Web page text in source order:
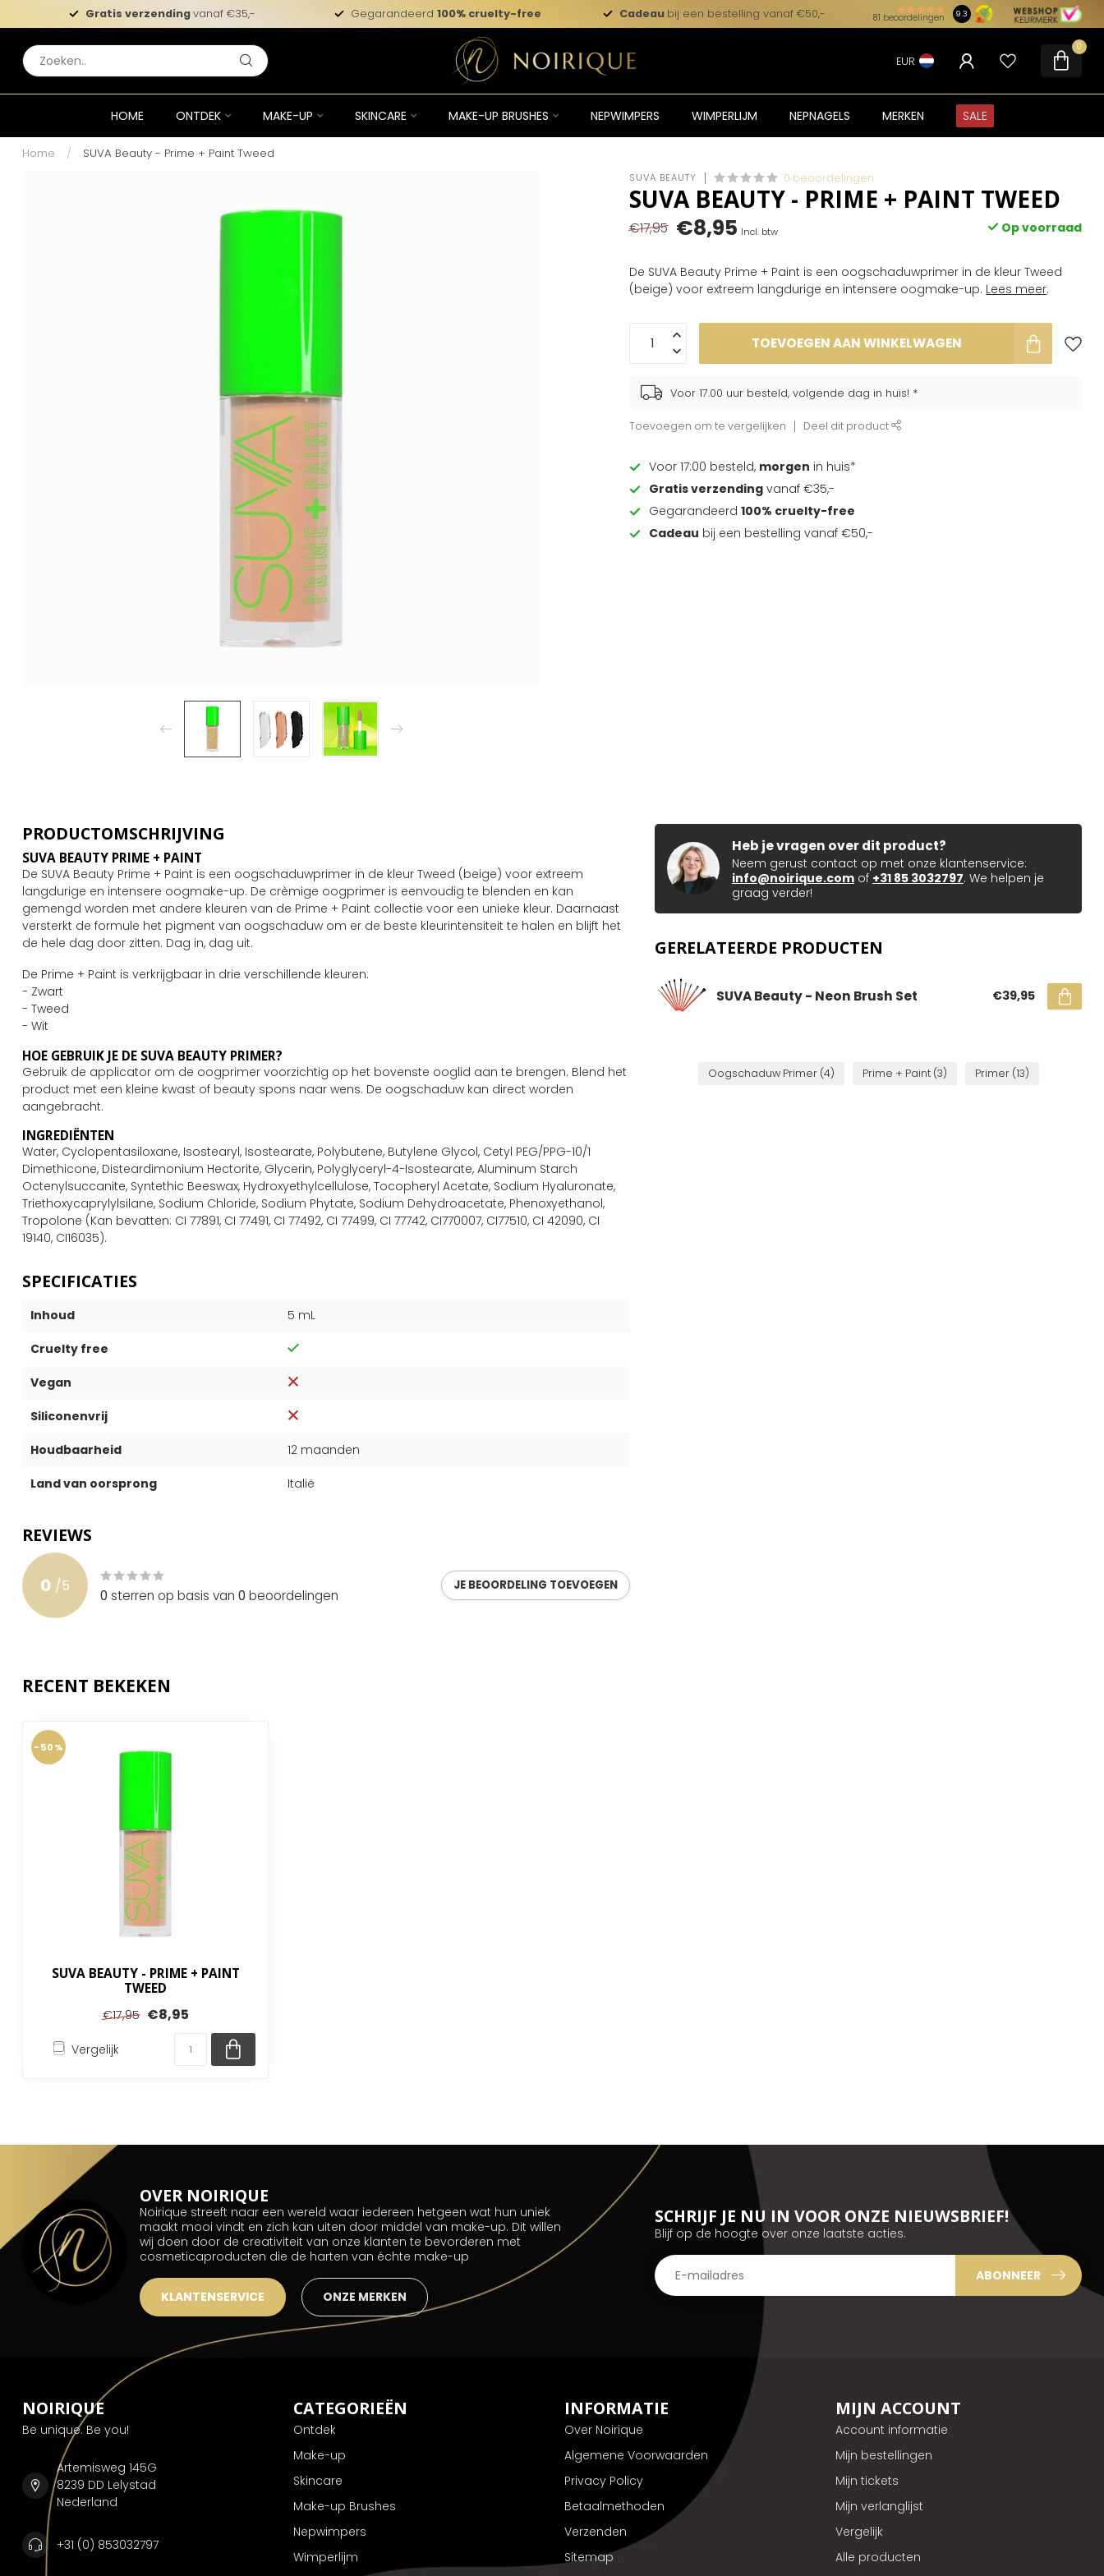
Gratis verzendingvanaf €35,- Gegarandeerd 100% cruelty-free Cadeau bij een bestelling vanaf €50,- 81 beoordelingen 9.3
EUR
0
HOME ONTDEK MAKE-UP SKINCARE MAKE-UP BRUSHES NEPWIMPERS WIMPERLIJM NEPNAGELS MERKEN SALE
Home / SUVA Beauty - Prime + Paint Tweed
SUVA BEAUTY 0 beoordelingen
SUVA BEAUTY - PRIME + PAINT TWEED
€17,95 €8,95 Incl. btw Op voorraad
De SUVA Beauty Prime + Paint is een oogschaduwprimer in de kleur Tweed
(beige) voor extreem langdurige en intensere oogmake-up. Lees meer.
TOEVOEGEN AAN WINKELWAGEN
Voor 17.00 uur besteld, volgende dag in huis! *
Toevoegen om te vergelijken Deel dit product
Voor 17:00 besteld, morgen in huis*
Gratis verzending vanaf €35,-
Gegarandeerd100% cruelty-free
Cadeau bij een bestelling vanaf €50,-
PRODUCTOMSCHRIJVING
SUVA BEAUTY PRIME + PAINT
De SUVA Beauty Prime + Paint is een oogschaduwprimer in de kleur Tweed (beige) voor extreem
langdurige en intensere oogmake-up. De crèmige oogprimer is eenvoudig te blenden en kan
gemengd worden met andere kleuren van de Prime + Paint collectie voor een unieke kleur. Daarnaast
versterkt de formule het pigment van oogschaduw om er de beste kleurintensiteit te halen en blijft het
de hele dag door zitten. Dag in, dag uit.
De Prime + Paint is verkrijgbaar in drie verschillende kleuren:
- Zwart
- Tweed
- Wit
HOE GEBRUIK JE DE SUVA BEAUTY PRIMER?
Gebruik de applicator om de oogprimer voorzichtig op het bovenste ooglid aan te brengen. Blend het
product met een kleine kwast of beauty spons naar wens. De oogschaduw kan direct worden
aangebracht.
INGREDIËNTEN
Water, Cyclopentasiloxane, Isostearyl, Isostearate, Polybutene, Butylene Glycol, Cetyl PEG/PPG-10/1
Dimethicone, Disteardimonium Hectorite, Glycerin, Polyglyceryl-4-Isostearate, Aluminum Starch
Octenylsuccanite, Syntethic Beeswax, Hydroxyethylcellulose, Tocopheryl Acetate, Sodium Hyaluronate,
Triethoxycaprylylsilane, Sodium Chloride, Sodium Phytate, Sodium Dehydroacetate, Phenoxyethanol,
Tropolone (Kan bevatten: CI 77891, CI 77491, CI 77492, CI 77499, CI 77742, CI770007, CI77510, CI 42090, CI
19140, CI16035).
SPECIFICATIES
Inhoud 5 mL
Cruelty free
Vegan
Siliconenvrij
Houdbaarheid 12 maanden
Land van oorsprong Italië
REVIEWS
0 /5
0 sterren op basis van 0 beoordelingen
JE BEOORDELING TOEVOEGEN
Heb je vragen over dit product?
Neem gerust contact op met onze klantenservice:
info@noirique.com of +31 85 3032797. We helpen je
graag verder!
GERELATEERDE PRODUCTEN
SUVA Beauty - Neon Brush Set €39,95
Oogschaduw Primer (4) Prime + Paint (3) Primer (13)
RECENT BEKEKEN
-50%
SUVA BEAUTY - PRIME + PAINT
TWEED
€17,95 €8,95
Vergelijk
OVER NOIRIQUE
Noirique streeft naar een wereld waar iedereen hetgeen wat hun uniek
maakt mooi vindt en zich kan uiten door middel van make-up. Dit willen
wij doen door de creativiteit van onze klanten te bevorderen met
cosmeticaproducten die de harten van échte make-up
KLANTENSERVICE ONZE MERKEN
SCHRIJF JE NU IN VOOR ONZE NIEUWSBRIEF!
Blijf op de hoogte over onze laatste acties.
ABONNEER
NOIRIQUE
Be unique. Be you!
Artemisweg 145G
8239 DD Lelystad
Nederland
+31 (0) 853032797
CATEGORIEËN
Ontdek
Make-up
Skincare
Make-up Brushes
Nepwimpers
Wimperlijm
INFORMATIE
Over Noirique
Algemene Voorwaarden
Privacy Policy
Betaalmethoden
Verzenden
Sitemap
MIJN ACCOUNT
Account informatie
Mijn bestellingen
Mijn tickets
Mijn verlanglijst
Vergelijk
Alle producten